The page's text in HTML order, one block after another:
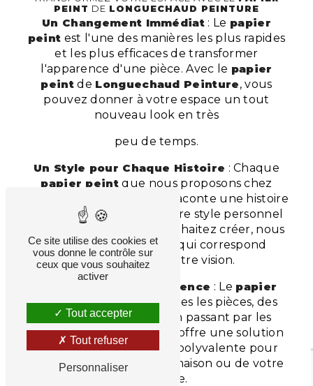
PEINT DE LONGUECHAUD PEINTURE
Un Changement Immédiat : Le papier
peint est l'une des manières les plus rapides
et les plus efficaces de transformer
l'apparence d'une pièce. Avec le papier
peint de Longuechaud Peinture, vous
pouvez donner à votre espace un tout
nouveau look en très
peu de temps.
Un Style pour Chaque Histoire : Chaque
papier peint que nous proposons chez
raconte une histoire
unique. Quel que soit votre style personnel
ou le thème que vous souhaitez créer, nous
avons lepapier peint
qui correspond
parfaitement à votre vision.
Adaptabilité et Polyvalence : Le papier
peintest idéal pour toutes les pièces, des
chambres aux salons, en passant par les
bureaux et les cuisines. Il offre une solution
décorative adaptable et polyvalente pour
chaque espace de votre maison ou de votre
entreprise.
Ce site utilise des cookies et
vous donne le contrôle sur
ceux que vous souhaitez
activer
Tout accepter
Tout refuser
Personnaliser